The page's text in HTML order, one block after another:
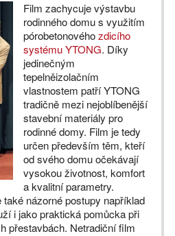
Film zachycuje výstavbu
rodinného domu s využitím
pórobetonovéhozdicího
systému YTONG. Díky
jedinečným
tepelněizolačním
vlastnostem patří YTONG
tradičně mezi nejoblíbenější
stavební materiály pro
rodinné domy. Film je tedy
určen především těm, kteří
od svého domu očekávají
vysokou životnost, komfort
a kvalitní parametry.
také názorné postupy například
i jako praktická pomůcka při
přestavbách. Netradiční film